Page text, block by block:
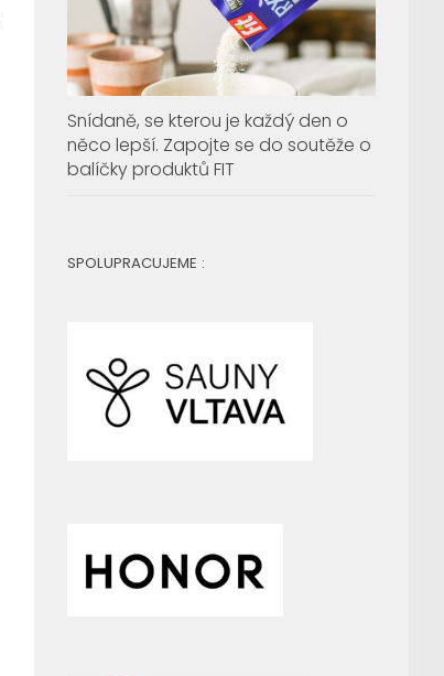
Snídaně, se kterou je každý den o
něco lepší. Zapojte se do soutěže o
balíčky produktů FIT
SPOLUPRACUJEME :